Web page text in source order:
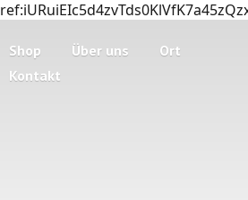
Shop Über uns
Ort
Kontakt